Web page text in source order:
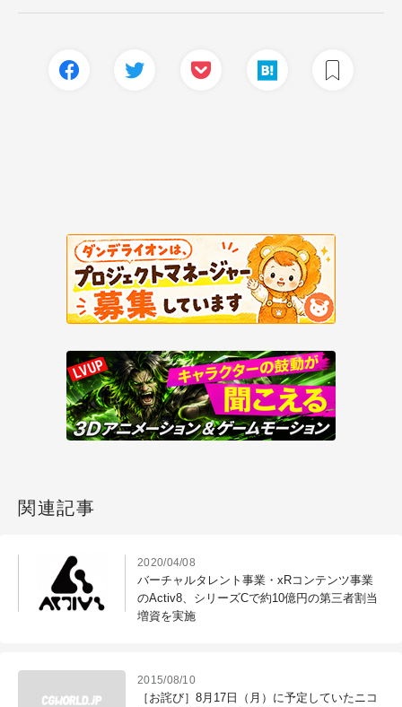
関連記事
2020/04/08
バーチャルタレント事業・xRコンテンツ事業
のActiv8、シリーズCで約10億円の第三者割当
増資を実施
2015/08/10
［お詫び］8月17日（月）に予定していたニコ